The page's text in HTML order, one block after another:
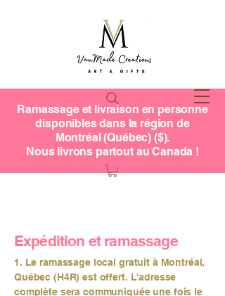
Ramassage et livraison en personne
disponibles dans la région de
Montréal (Québec) ($).
Nous livrons partout au Canada !
Expédition et ramassage
1. Le ramassage local gratuit à Montréal,
Québec (H4R) est offert. L'adresse
complète sera communiquée une fois le